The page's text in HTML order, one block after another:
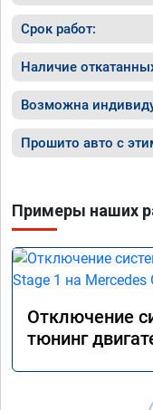
Срок работ:
Наличие
Возможна
Прошито авто с
Примеры наших
Отключение
тюнинг